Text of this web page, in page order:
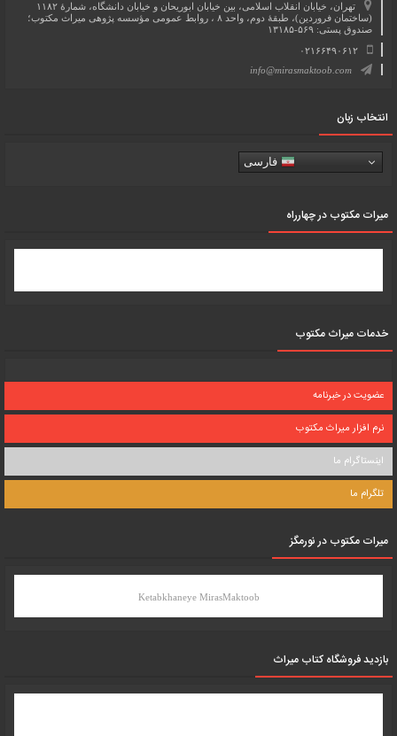
تهران، خیابان انقلاب اسلامی، بین خیابان ابوریحان و خیابان دانشگاه، شمارۀ ۱۱۸۲
(ساختمان فروردین)، طبقۀ دوم، واحد ۸ ، روابط عمومی مؤسسه پژوهی میراث مکتوب؛
صندوق پستی: ۵۶۹-۱۳۱۸۵
۰۲۱۶۶۴۹۰۶۱۲
info@mirasmaktoob.com
انتخاب زبان
فارسی
میرات مکتوب در چهارراه
خدمات میراث مکتوب
عضویت در خبرنامه
نرم افزار میراث مکتوب
اینستاگرام ما
تلگرام ما
میرات مکتوب در نورمگز
Ketabkhaneye MirasMaktoob
بازدید فروشگاه کتاب میراث